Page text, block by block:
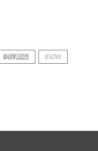
銅牌認證 850W